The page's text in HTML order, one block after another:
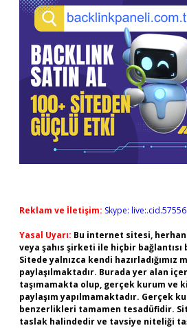
Reklam ve İletişim: Skype:
Yasal Uyarı: Bu internet sitesi,
veya şahıs şirketi ile hiçbir
Sitede yalnızca kendi hazırladığımız
paylaşılmaktadır. Burada yer alan
taşımamakta olup, gerçek kurum ve
paylaşım yapılmamaktadır. Gerçek
benzerlikleri tamamen tesadüfidir.
taslak halindedir ve tavsiye niteliği